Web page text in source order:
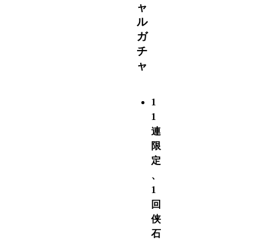
ャ
ル
ガ
チ
ャ
1
1
連
限
定
、
1
回
侠
石